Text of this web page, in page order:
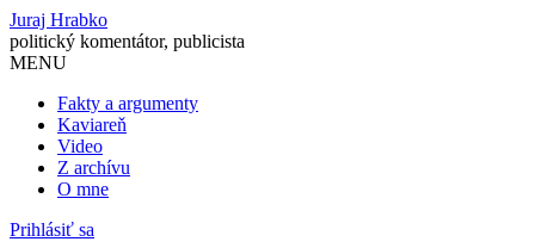
Juraj Hrabko
politický komentátor, publicista
MENU
Fakty a argumenty
Kaviareň
Video
Z archívu
O mne
Prihlásiť sa